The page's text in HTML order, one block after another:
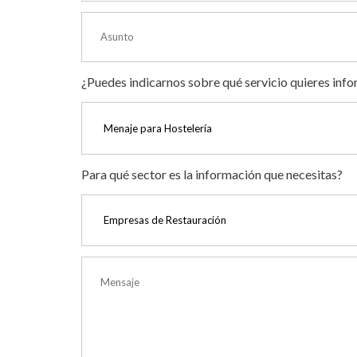
¿Puedes indicarnos sobre qué servicio quieres
Para qué sector es la información que necesitas?